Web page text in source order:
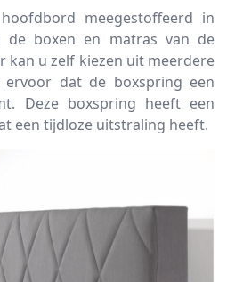
meegestoffeerd in
de boxen en matras van de
kan u zelf kiezen uit meerdere
dat de boxspring een
Deze boxspring heeft een
een tijdloze uitstraling heeft.